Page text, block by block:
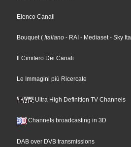
Elenco Canali
Bouquet ( Italiano - RAI - Mediaset - Sky
Il Cimitero Dei Canali
Le Immagini più Ricercate
Ultra High Definition TV Channels
Channels broadcasting in 3D
DAB over DVB transmissions